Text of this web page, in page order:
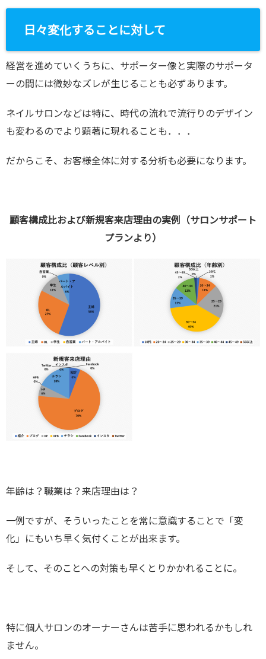
日々変化することに対して
経営を進めていくうちに、サポーター像と実際のサポータ
ーの間には微妙なズレが生じることも必ずあります。
ネイルサロンなどは特に、時代の流れで流行りのデザイン
も変わるのでより顕著に現れることも．．．
だからこそ、お客様全体に対する分析も必要になります。
顧客構成比および新規客来店理由の実例（サロンサポート
プランより）
年齢は？職業は？来店理由は？
一例ですが、そういったことを常に意識することで「変
化」にもいち早く気付くことが出来ます。
そして、そのことへの対策も早くとりかかれることに。
特に個人サロンのオーナーさんは苦手に思われるかもしれ
ません。